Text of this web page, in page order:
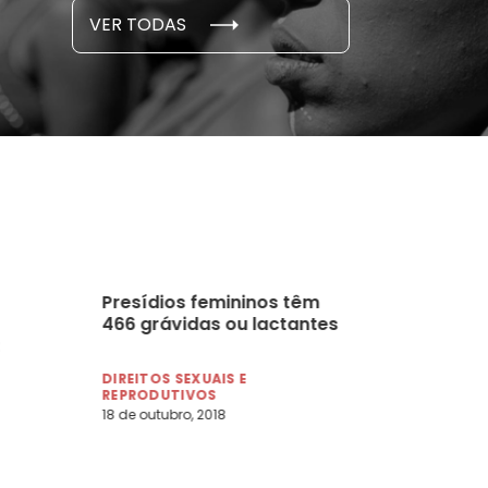
VER TODAS
E PESQUISAS
novembro, 2021
Presídios femininos têm
466 grávidas ou lactantes
DIREITOS SEXUAIS E
REPRODUTIVOS
18 de outubro, 2018